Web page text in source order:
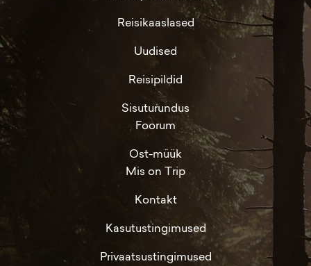
Reisikaaslased
Uudised
Reisipildid
Sisuturundus
Foorum
Ost-müük
Mis on Trip
Kontakt
Kasutustingimused
Privaatsustingimused